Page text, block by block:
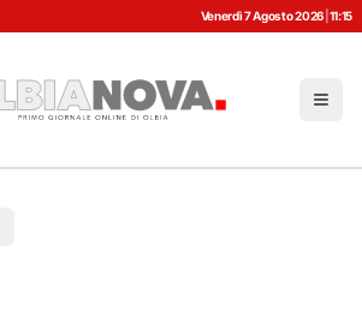
Venerdì 7 Agosto 2026 11:15